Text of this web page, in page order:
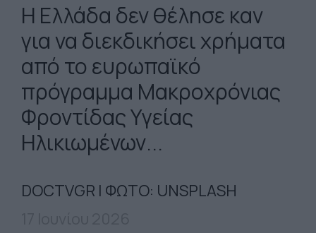
Η Ελλάδα δεν θέλησε καν
για να διεκδικήσει χρήματα
από το ευρωπαϊκό
πρόγραμμα Μακροχρόνιας
Φροντίδας Υγείας
Ηλικιωμένων...
DOCTVGR | ΦΩΤΟ: UNSPLASH